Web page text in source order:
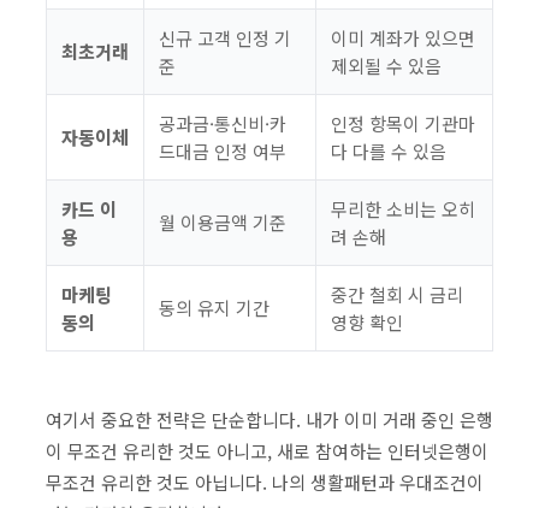
최초거래
신규 고객 인정 기
준
이미 계좌가 있으면
제외될 수 있음
자동이체
공과금·통신비·카
드대금 인정 여부
인정 항목이 기관마
다 다를 수 있음
카드 이
용
월 이용금액 기준
무리한 소비는 오히
려 손해
마케팅
동의
동의 유지 기간
중간 철회 시 금리
영향 확인
여기서 중요한 전략은 단순합니다. 내가 이미 거래 중인 은행
이 무조건 유리한 것도 아니고, 새로 참여하는 인터넷은행이
무조건 유리한 것도 아닙니다. 나의 생활패턴과 우대조건이